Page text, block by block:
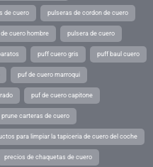
de cuero pulseras de cordon de cuero
cuero hombre pulsera de cuero
puff cuero gris puff baul cuero
puf de cuero marroqui
puf de cuero capitone
prune carteras de cuero
para limpiar la tapiceria de cuero del coche
precios de chaquetas de cuero